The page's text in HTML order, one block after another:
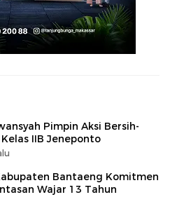
Pimpin Aksi Bersih-
IIB Jeneponto
Bantaeng Komitmen
Wajar 13 Tahun